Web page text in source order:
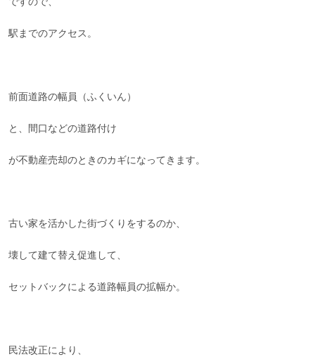
駅までのアクセス。
前面道路の幅員（ふくいん）
と、間口などの道路付け
が不動産売却のときのカギになってきます。
古い家を活かした街づくりをするのか、
壊して建て替え促進して、
セットバックによる道路幅員の拡幅か。
民法改正により、